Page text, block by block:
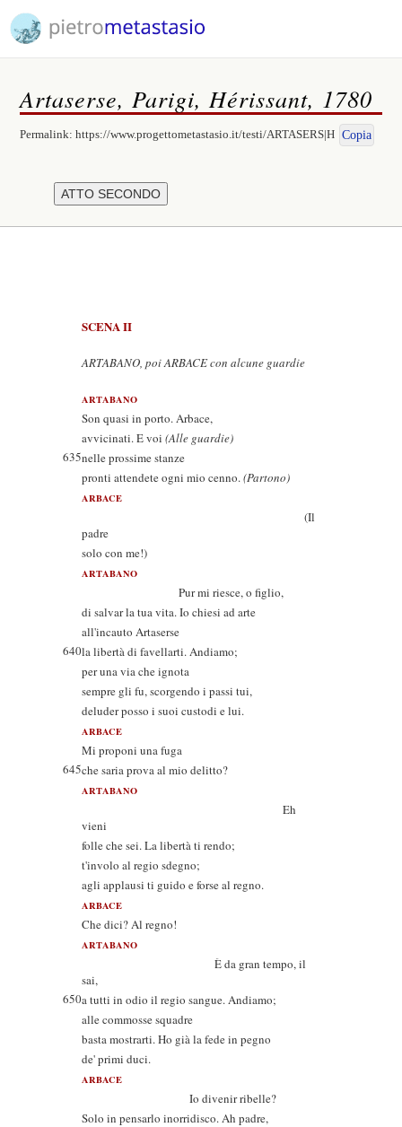
Artaserse, Parigi, Hérissant, 1780
Permalink:https://www.progettometastasio.it/testi/ARTASERS|H Copia
SCENA II
ARTABANO, poi ARBACE con alcune guardie
ARTABANO
Son quasi in porto. Arbace,
avvicinati. E voi (Alle guardie)
635nelle prossime stanze
pronti attendete ogni mio cenno.(Partono)
ARBACE
(Il
padre
solo con me!)
ARTABANO
Pur mi riesce, o figlio,
di salvar la tua vita. Io chiesi ad arte
all'incauto Artaserse
640la libertà di favellarti. Andiamo;
per una via che ignota
sempre gli fu, scorgendo i passi tui,
deluder posso i suoi custodi e lui.
ARBACE
Mi proponi una fuga
645che saria prova al mio delitto?
ARTABANO
Eh
vieni
folle che sei. La libertà ti rendo;
t'involo al regio sdegno;
agli applausi ti guido e forse al regno.
ARBACE
Che dici? Al regno!
ARTABANO
È da gran tempo, il
sai,
650a tutti in odio il regio sangue. Andiamo;
alle commosse squadre
basta mostrarti. Ho già la fede in pegno
de' primi duci.
ARBACE
Io divenir ribelle?
Solo in pensarlo inorridisco. Ah padre,